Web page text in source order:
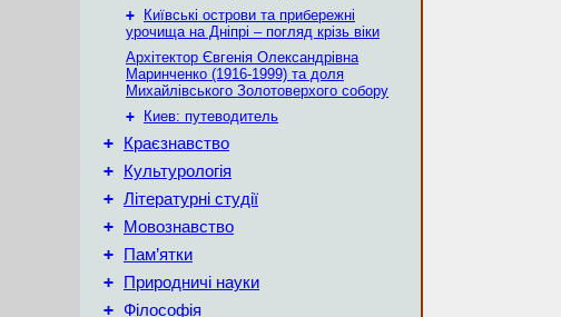
+
Київські острови та прибережні
урочища на Дніпрі – погляд крізь віки
Архітектор Євгенія Олександрівна
Маринченко (1916-1999) та доля
Михайлівського Золотоверхого собору
+
Киев: путеводитель
+ Краєзнавство
+ Культурологія
+ Літературні студії
+ Мовознавство
+ Пам’ятки
+ Природничі науки
+ Філософія